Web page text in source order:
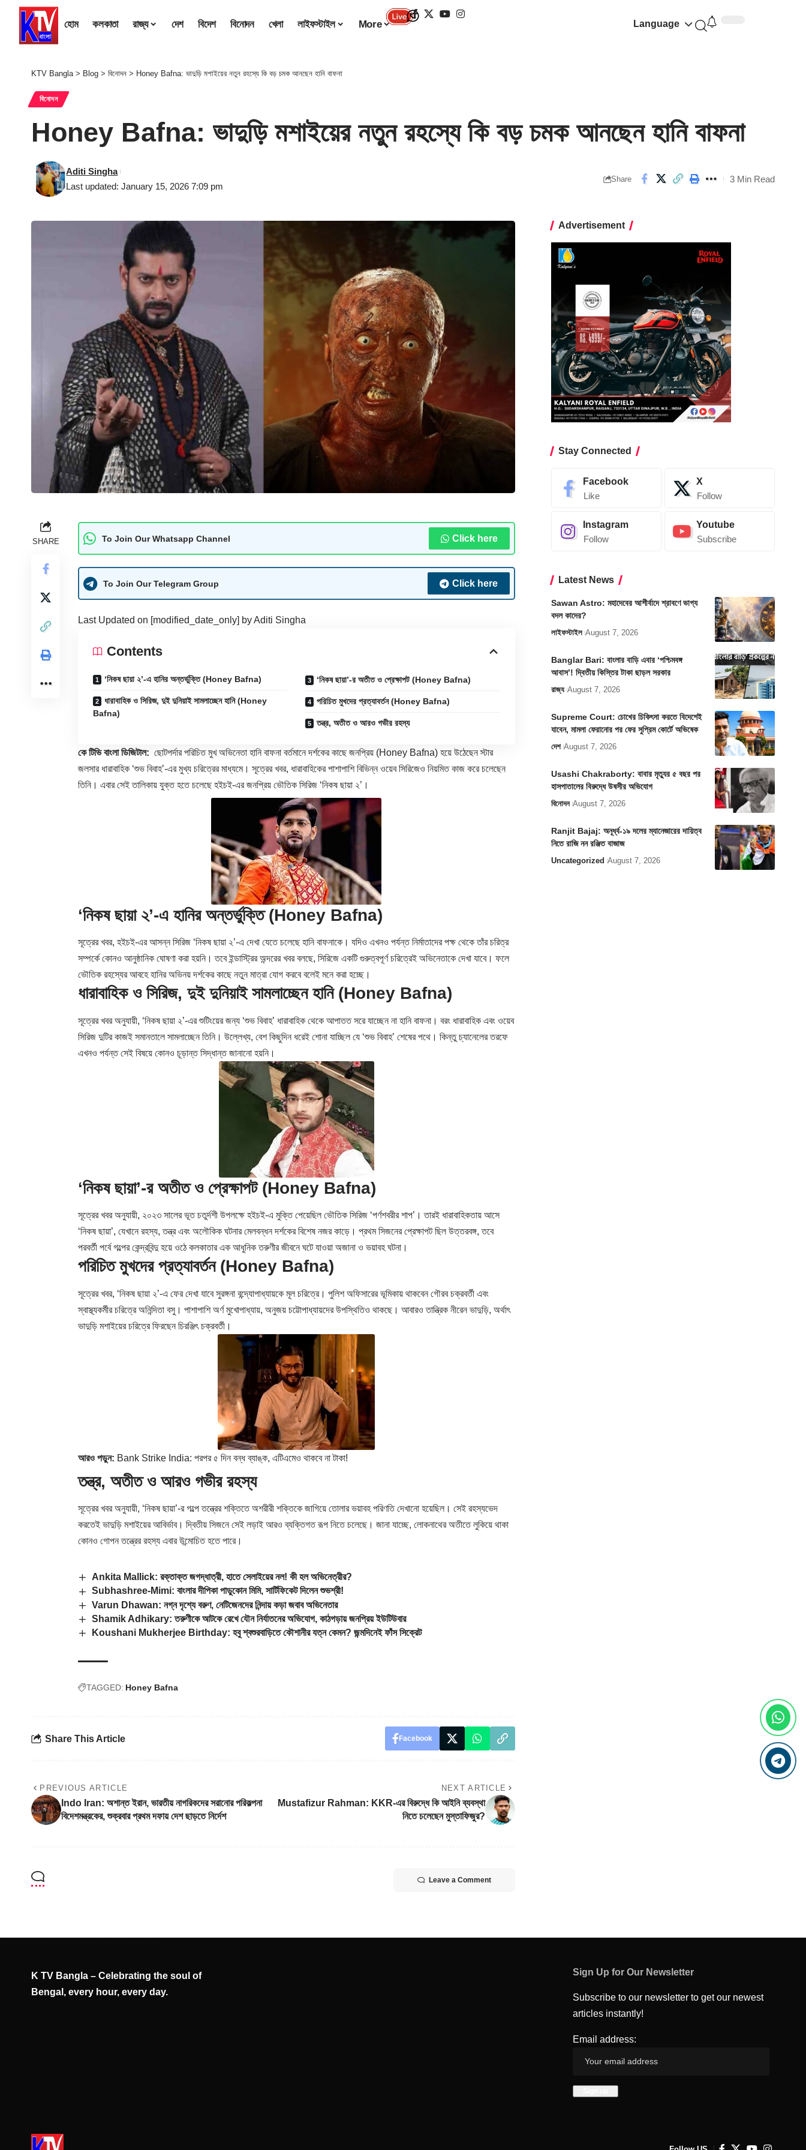
হোম কলকাতা রাজ্য দেশ বিদেশ বিনোদন খেলা লাইফস্টাইল More Language
KTV Bangla> Blog > বিনোদন > Honey Bafna: ভাদুড়ি মশাইয়ের নতুন রহস্যে কি বড় চমক আনছেন হানি বাফনা
বিনোদন
Honey Bafna: ভাদুড়ি মশাইয়ের নতুন রহস্যে কি বড় চমক আনছেন হানি বাফনা
Last updated: January 15, 2026 7:09 pm
Aditi Singha
Share 3 Min Read
SHARE To Join Our Whatsapp Channel Click here
To Join Our Telegram Group Click here
Last Updated on [modified_date_only] byAditi Singha
Contents
‘নিকষ ছায়া ২’-এ হানির অন্তর্ভুক্তি (Honey Bafna)
ধারাবাহিক ও সিরিজ, দুই দুনিয়াই সামলাচ্ছেন হানি (Honey
Bafna)
‘নিকষ ছায়া’-র অতীত ও প্রেক্ষাপট (Honey Bafna)
পরিচিত মুখদের প্রত্যাবর্তন (Honey Bafna)
তন্ত্র, অতীত ও আরও গভীর রহস্য
কে টিভি বাংলা ডিজিটাল: ছোটপর্দার পরিচিত মুখ অভিনেতা হানি বাফনা বর্তমানে দর্শকের কাছে জনপ্রিয় (Honey Bafna) হয়ে উঠেছেন স্টার
জলসার ধারাবাহিক ‘শুভ বিবাহ’-এর মুখ্য চরিত্রের মাধ্যমে। সূত্রের খবর, ধারাবাহিকের পাশাপাশি বিভিন্ন ওয়েব সিরিজেও নিয়মিত কাজ করে চলেছেন
তিনি। এবার সেই তালিকায় যুক্ত হতে চলেছে হইচই-এর জনপ্রিয় ভৌতিক সিরিজ ‘নিকষ ছায়া ২’।
‘নিকষ ছায়া ২’-এ হানির অন্তর্ভুক্তি (Honey Bafna)
সূত্রের খবর, হইচই-এর আসন্ন সিরিজ ‘নিকষ ছায়া ২’-এ দেখা যেতে চলেছে হানি বাফনাকে। যদিও এখনও পর্যন্ত নির্মাতাদের পক্ষ থেকে তাঁর চরিত্র
সম্পর্কে কোনও আনুষ্ঠানিক ঘোষণা করা হয়নি। তবে ইন্ডাস্ট্রির অন্দরের খবর বলছে, সিরিজে একটি গুরুত্বপূর্ণ চরিত্রেই অভিনেতাকে দেখা যাবে। ফলে
ভৌতিক রহস্যের আবহে হানির অভিনয় দর্শকের কাছে নতুন মাত্রা যোগ করবে বলেই মনে করা হচ্ছে।
ধারাবাহিক ও সিরিজ, দুই দুনিয়াই সামলাচ্ছেন হানি (Honey Bafna)
সূত্রের খবর অনুযায়ী, ‘নিকষ ছায়া ২’-এর শুটিংয়ের জন্য ‘শুভ বিবাহ’ ধারাবাহিক থেকে আপাতত সরে যাচ্ছেন না হানি বাফনা। বরং ধারাবাহিক এবং ওয়েব
সিরিজ দুটির কাজই সমানতালে সামলাচ্ছেন তিনি। উল্লেখ্য, বেশ কিছুদিন ধরেই শোনা যাচ্ছিল যে ‘শুভ বিবাহ’ শেষের পথে। কিন্তু চ্যানেলের তরফে
এখনও পর্যন্ত সেই বিষয়ে কোনও চূড়ান্ত সিদ্ধান্ত জানানো হয়নি।
‘নিকষ ছায়া’-র অতীত ও প্রেক্ষাপট (Honey Bafna)
সূত্রের খবর অনুযায়ী, ২০২৩ সালের ভূত চতুর্দশী উপলক্ষে হইচই-এ মুক্তি পেয়েছিল ভৌতিক সিরিজ ‘পর্ণশবরীর শাপ’। তারই ধারাবাহিকতায় আসে
‘নিকষ ছায়া’, যেখানে রহস্য, তন্ত্র এবং অলৌকিক ঘটনার মেলবন্ধন দর্শকের বিশেষ নজর কাড়ে। প্রথম সিজনের প্রেক্ষাপট ছিল উত্তরবঙ্গ, তবে
পরবর্তী পর্বে গল্পের কেন্দ্রবিন্দু হয়ে ওঠে কলকাতার এক আধুনিক তরুণীর জীবনে ঘটে যাওয়া অজানা ও ভয়াবহ ঘটনা।
পরিচিত মুখদের প্রত্যাবর্তন (Honey Bafna)
সূত্রের খবর, ‘নিকষ ছায়া ২’-এ ফের দেখা যাবে সুরঙ্গনা বন্দ্যোপাধ্যায়কে মূল চরিত্রে। পুলিশ অফিসারের ভূমিকায় থাকবেন গৌরব চক্রবর্তী এবং
স্বাস্থ্যকর্মীর চরিত্রে অনিন্দিতা বসু। পাশাপাশি অর্ণ মুখোপাধ্যায়, অনুজয় চট্টোপাধ্যায়দের উপস্থিতিও থাকছে। আবারও তান্ত্রিক নীরেন ভাদুড়ি, অর্থাৎ
ভাদুড়ি মশাইয়ের চরিত্রে ফিরছেন চিরঞ্জিৎ চক্রবর্তী।
আরও পড়ুন: Bank Strike India: পরপর ৫ দিন বন্ধ ব্যাঙ্ক, এটিএমেও থাকবে না টাকা!
তন্ত্র, অতীত ও আরও গভীর রহস্য
সূত্রের খবর অনুযায়ী, ‘নিকষ ছায়া’-র গল্পে তন্ত্রের শক্তিতে অশরীরী শক্তিকে জাগিয়ে তোলার ভয়াবহ পরিণতি দেখানো হয়েছিল। সেই রহস্যভেদ
করতেই ভাদুড়ি মশাইয়ের আবির্ভাব। দ্বিতীয় সিজনে সেই লড়াই আরও ব্যক্তিগত রূপ নিতে চলেছে। জানা যাচ্ছে, লোকনাথের অতীতে লুকিয়ে থাকা
কোনও গোপন তন্ত্রের রহস্য এবার উন্মোচিত হতে পারে।
Ankita Mallick: রক্তাক্ত জগদ্ধাত্রী, হাতে সেলাইয়ের নল! কী হল অভিনেত্রীর?
Subhashree-Mimi: বাংলার দীপিকা পাডুকোন মিমি, সার্টিফিকেট দিলেন শুভশ্রী!
Varun Dhawan: নগ্ন দৃশ্যে বরুণ, নেটিজেনদের নিন্দায় কড়া জবাব অভিনেতার
Shamik Adhikary: তরুণীকে আটকে রেখে যৌন নির্যাতনের অভিযোগ, কাঠগড়ায় জনপ্রিয় ইউটিউবার
Koushani Mukherjee Birthday: হবু শ্বশুরবাড়িতে কৌশানীর যত্ন কেমন? জন্মদিনেই ফাঁস সিক্রেট
TAGGED: Honey Bafna
Share This Article Facebook
PREVIOUS ARTICLE
Indo Iran: অশান্ত ইরান, ভারতীয় নাগরিকদের সরানোর পরিকল্পনা
বিদেশমন্ত্রকের, শুক্রবার প্রথম দফায় দেশ ছাড়তে নির্দেশ
NEXT ARTICLE
Mustafizur Rahman: KKR-এর বিরুদ্ধে কি আইনি ব্যবস্থা
নিতে চলেছেন মুস্তাফিজুর?
Leave a Comment
Advertisement
Stay Connected
Facebook
Like
X
Follow
Instagram
Follow
Youtube
Subscribe
Latest News
Sawan Astro: মহাদেবের আশীর্বাদে শ্রাবণে ভাগ্য
বদল কাদের?
লাইফস্টাইল August 7, 2026
Banglar Bari: বাংলার বাড়ি এবার ‘পশ্চিমবঙ্গ
আবাস’! দ্বিতীয় কিস্তির টাকা ছাড়ল সরকার
রাজ্য August 7, 2026
Supreme Court: চোখের চিকিৎসা করতে বিদেশেই
যাবেন, মামলা ফেরানোর পর ফের সুপ্রিম কোর্টে অভিষেক
দেশ August 7, 2026
Usashi Chakraborty: বাবার মৃত্যুর ৫ বছর পর
হাসপাতালের বিরুদ্ধে উষসীর অভিযোগ
বিনোদন August 7, 2026
Ranjit Bajaj: অনূর্ধ্ব-১৯ দলের ম্যানেজারের দায়িত্ব
নিতে রাজি নন রঞ্জিত বাজাজ
Uncategorized August 7, 2026
K TV Bangla – Celebrating the soul of
Bengal, every hour, every day.
Sign Up for Our Newsletter
Subscribe to our newsletter to get our newest
articles instantly!
Email address: